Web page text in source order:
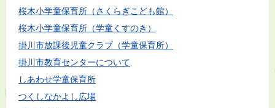
桜木小学童保育所（さくらぎこども館）
桜木小学童保育所（学童くすのき）
掛川市放課後児童クラブ（学童保育所）
掛川市教育センターについて
しあわせ学童保育所
つくしなかよし広場